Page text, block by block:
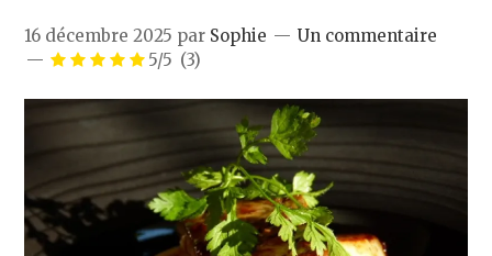
16 décembre 2025 par Sophie
Un commentaire
5/5 (3)